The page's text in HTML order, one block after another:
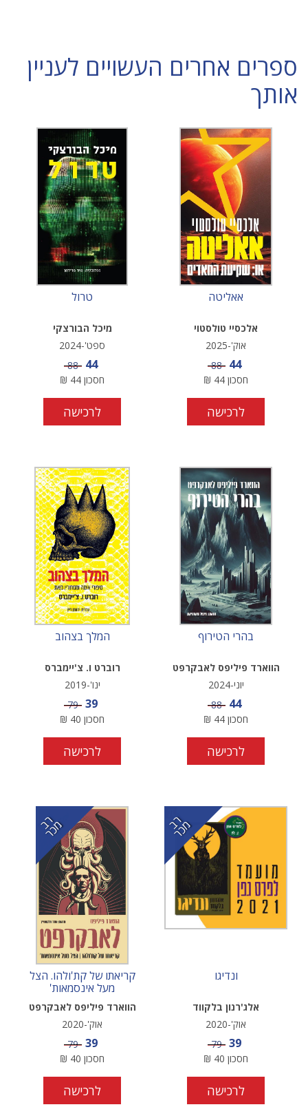
ספרים אחרים העשויים לעניין
אותך
אאליטה
אלכסיי טולסטוי
אוק'-2025
מחיר מבצע
44 מחיר
88
חסכון 44
₪
לרכישה
טרול
מיכל הבורצקי
ספט'-2024
מחיר מבצע
44 מחיר
88
חסכון 44
₪
לרכישה
בהרי הטירוף
הווארד פיליפס לאבקרפט
יוני-2024
מחיר מבצע
44 מחיר
88
חסכון 44
₪
לרכישה
המלך בצהוב
רוברט ו. צ'יימברס
ינו'-2019
מחיר מבצע
39 מחיר
79
חסכון 40
₪
לרכישה
ר
ב מ
כ
ר
ונדיגו
אלג'רנון בלקווד
אוק'-2020
מחיר מבצע
39 מחיר
79
חסכון 40
₪
לרכישה
ר
ב מ
כ
ר
קריאתו של קת'ולהו. הצל
מעל אינסמאות'
הווארד פיליפס לאבקרפט
אוק'-2020
מחיר מבצע
39 מחיר
79
חסכון 40
₪
לרכישה